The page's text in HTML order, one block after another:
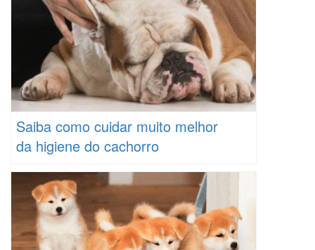
Saiba como cuidar muito melhor
da higiene do cachorro